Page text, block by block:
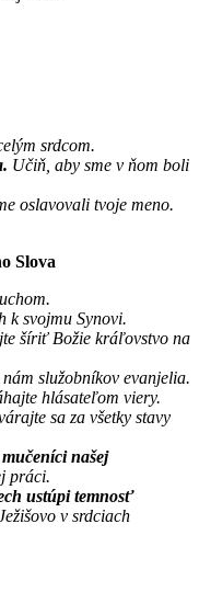
srdcom.
Učiň, aby sme v ňom boli
oslavovali tvoje meno.
Slova
k svojmu Synovi.
šíriť Božie kráľovstvo na
služobníkov evanjelia.
hlásateľom viery.
sa za všetky stavy
našej
práci.
ustúpi temnosť
v srdciach